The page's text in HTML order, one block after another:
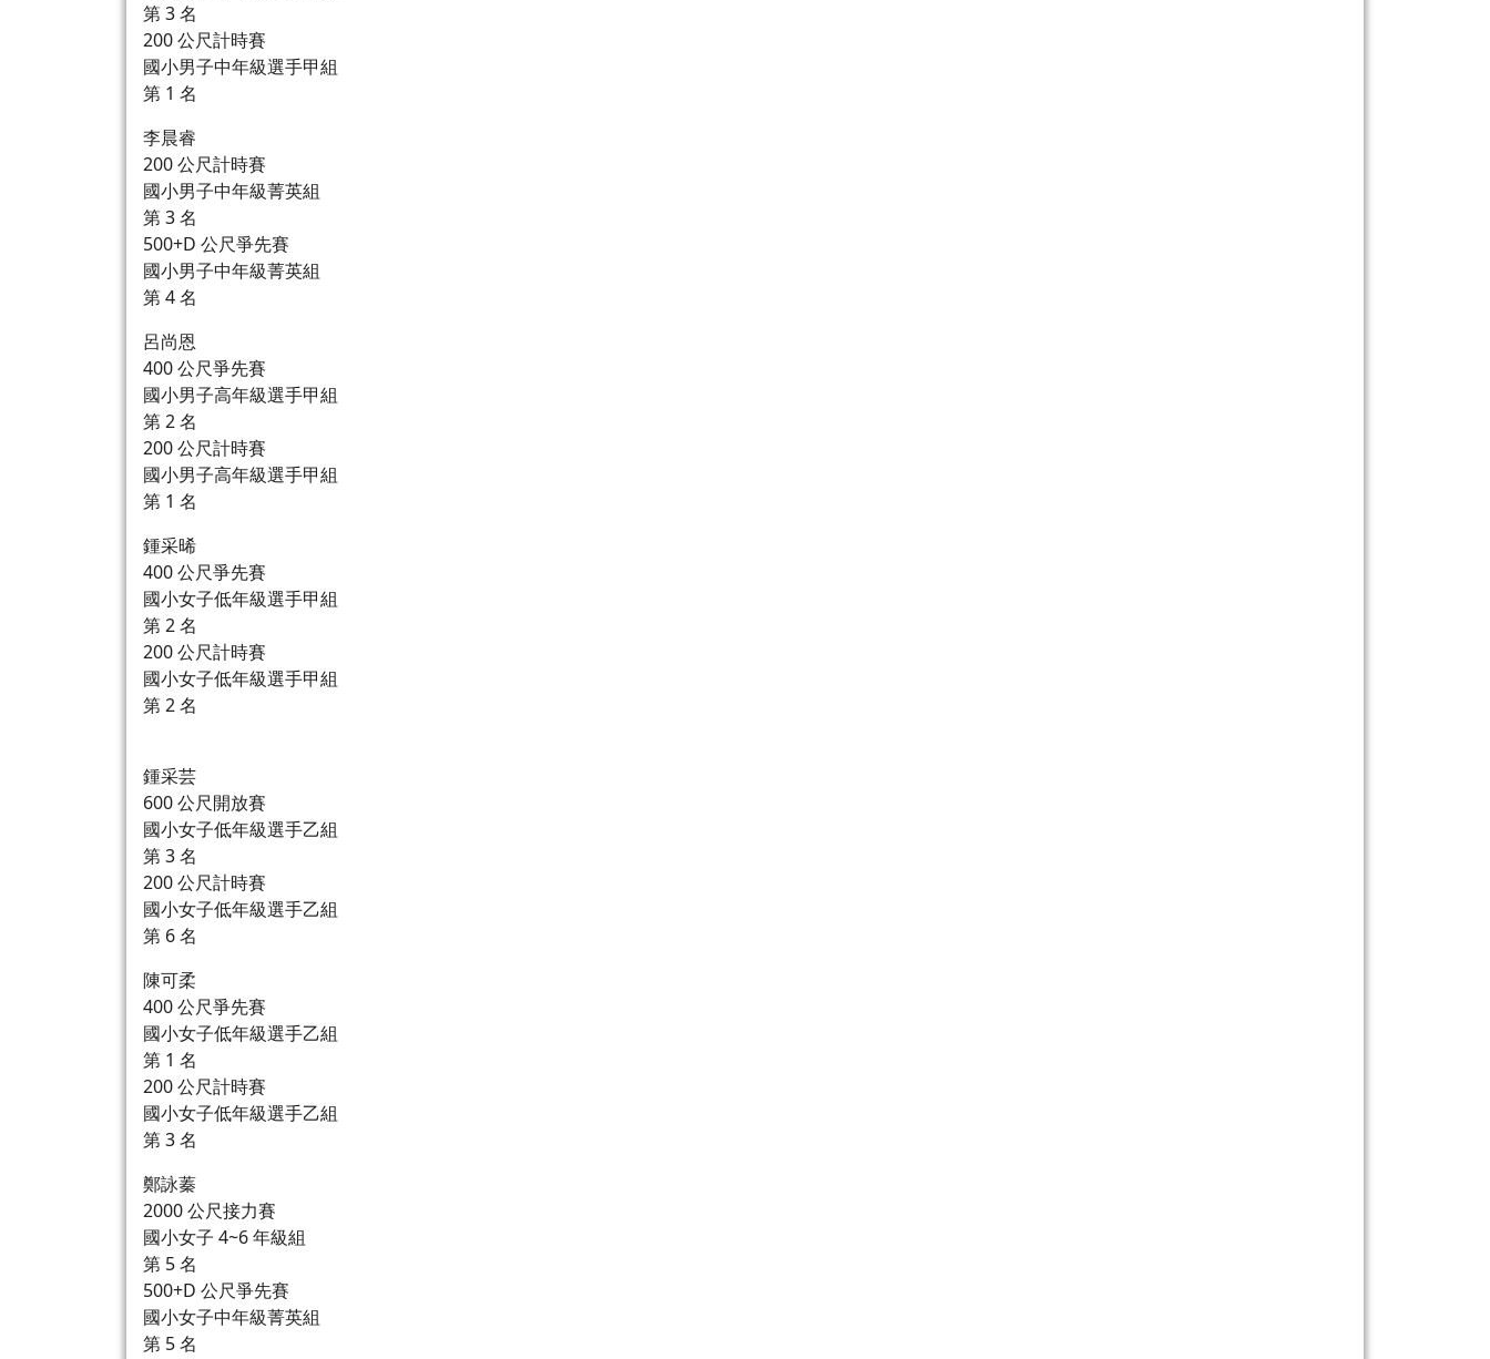
第 3 名
200 公尺計時賽
國小男子中年級選手甲組
第 1 名
李晨睿
200 公尺計時賽
國小男子中年級菁英組
第 3 名
500+D 公尺爭先賽
國小男子中年級菁英組
第 4 名
呂尚恩
400 公尺爭先賽
國小男子高年級選手甲組
第 2 名
200 公尺計時賽
國小男子高年級選手甲組
第 1 名
鍾采晞
400 公尺爭先賽
國小女子低年級選手甲組
第 2 名
200 公尺計時賽
國小女子低年級選手甲組
第 2 名
鍾采芸
600 公尺開放賽
國小女子低年級選手乙組
第 3 名
200 公尺計時賽
國小女子低年級選手乙組
第 6 名
陳可柔
400 公尺爭先賽
國小女子低年級選手乙組
第 1 名
200 公尺計時賽
國小女子低年級選手乙組
第 3 名
鄭詠蓁
2000 公尺接力賽
國小女子 4~6 年級組
第 5 名
500+D 公尺爭先賽
國小女子中年級菁英組
第 5 名